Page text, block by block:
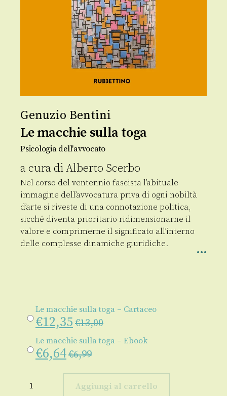
Genuzio Bentini
Le macchie sulla toga
Psicologia dell'avvocato
a cura diAlberto Scerbo
Nel corso del ventennio fascista l’abituale
immagine dell’avvocatura priva di ogni nobiltà
d’arte si riveste di una connotazione politica,
sicché diventa prioritario ridimensionarne il
valore e comprimerne il significato all’interno
delle complesse dinamiche giuridiche.
Le macchie sulla toga – Cartaceo
€12,35 €13,00
Le macchie sulla toga – Ebook
€6,64€6,99
macchie
Aggiungi al carrello